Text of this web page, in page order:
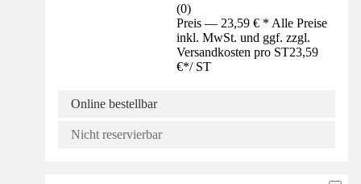
(0)
Preis — 23,59 € * Alle Preise
inkl. MwSt. und ggf. zzgl.
Versandkosten pro ST23,59
€*/ ST
Online bestellbar
Nicht reservierbar